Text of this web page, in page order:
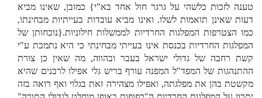
טענה לזכות כלשהי על גרגר חול אחד בא"י} כמובן, שאינו מביא
דעות שאינן תואמות לשלו. ואינו מביא עובדות בעייתיות מבחינתו,
כמו הצטרפות המפלגות החרדיות לממשלות חילוניות.{נוכחותן של
המפלגות החרדיות בכנסת אינו בעייתי מבחינתי כי היא נתמכת ע"י
קשת רחבה של גדולי ישראל בעבר ובהווה, מה שאין כן צורת
ההתנהגות של המפד"ל המפנה עורף בריש גלי אפילו לרבנים שהיא
מקשטת בהן את מפלגתה, ואפילו מצהירה זאת בגלוי ואף רואה בזה